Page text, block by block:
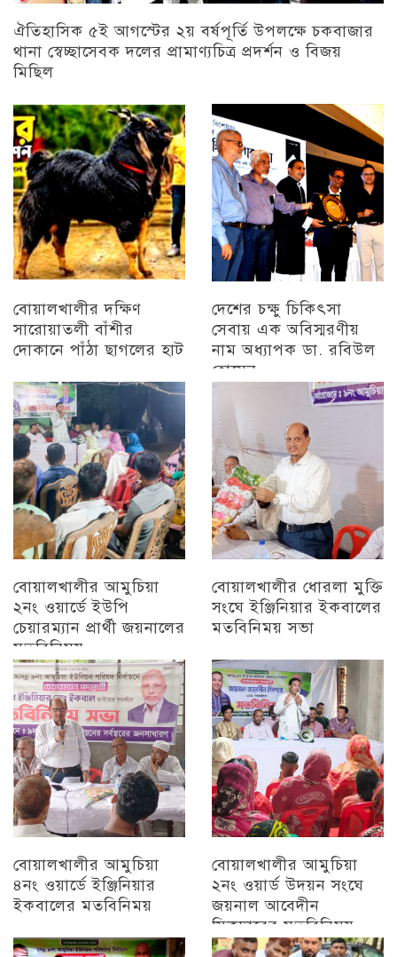
ঐতিহাসিক ৫ই আগস্টের ২য় বর্ষপূর্তি উপলক্ষে চকবাজার
থানা স্বেচ্ছাসেবক দলের প্রামাণ্যচিত্র প্রদর্শন ও বিজয়
মিছিল
চট্টগ্রাম
বোয়ালখালীর দক্ষিণ
সারোয়াতলী বাঁশীর
দোকানে পাঁঠা ছাগলের হাট
চট্টগ্রাম
দেশের চক্ষু চিকিৎসা
সেবায় এক অবিস্মরণীয়
নাম অধ্যাপক ডা. রবিউল
হোসেন
বোয়ালখালীর আমুচিয়া
২নং ওয়ার্ডে ইউপি
চেয়ারম্যান প্রার্থী জয়নালের
মতবিনিময়
চট্টগ্রাম
বোয়ালখালীর ধোরলা মুক্তি
সংঘে ইঞ্জিনিয়ার ইকবালের
মতবিনিময় সভা
চট্টগ্রাম
বোয়ালখালীর আমুচিয়া
৪নং ওয়ার্ডে ইঞ্জিনিয়ার
ইকবালের মতবিনিময়
চট্টগ্রাম
বোয়ালখালীর আমুচিয়া
২নং ওয়ার্ড উদয়ন সংঘে
জয়নাল আবেদীন
সিকদারের মতবিনিময়